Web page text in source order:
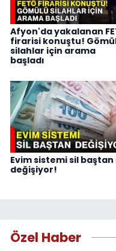
Afyon'da yakalanan
firarisi konuştu!
silahlar için arama
başladı
Evim sistemi sil baştan
değişiyor!
Özel Haber